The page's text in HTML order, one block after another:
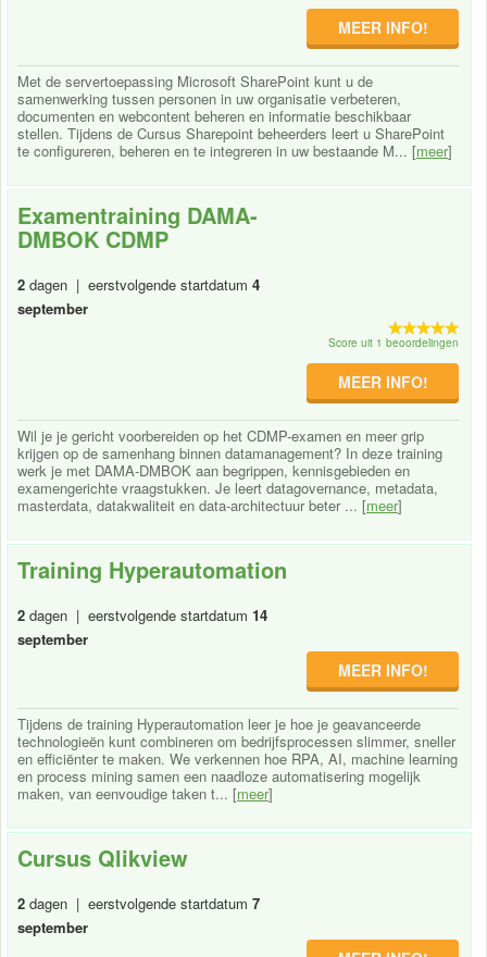
MEER INFO!
Met de servertoepassing Microsoft SharePoint kunt u de
samenwerking tussen personen in uw organisatie verbeteren,
documenten en webcontent beheren en informatie beschikbaar
stellen. Tijdens de Cursus Sharepoint beheerders leert u SharePoint
te configureren, beheren en te integreren in uw bestaande M... [meer]
Examentraining DAMA-
DMBOK CDMP
2 dagen | eerstvolgende startdatum 4
september
Score uit 1 beoordelingen
MEER INFO!
Wil je je gericht voorbereiden op het CDMP-examen en meer grip
krijgen op de samenhang binnen datamanagement? In deze training
werk je met DAMA-DMBOK aan begrippen, kennisgebieden en
examengerichte vraagstukken. Je leert datagovernance, metadata,
masterdata, datakwaliteit en data-architectuur beter ... [meer]
Training Hyperautomation
2 dagen | eerstvolgende startdatum 14
september
MEER INFO!
Tijdens de training Hyperautomation leer je hoe je geavanceerde
technologieën kunt combineren om bedrijfsprocessen slimmer, sneller
en efficiënter te maken. We verkennen hoe RPA, AI, machine learning
en process mining samen een naadloze automatisering mogelijk
maken, van eenvoudige taken t... [meer]
Cursus Qlikview
2 dagen | eerstvolgende startdatum 7
september